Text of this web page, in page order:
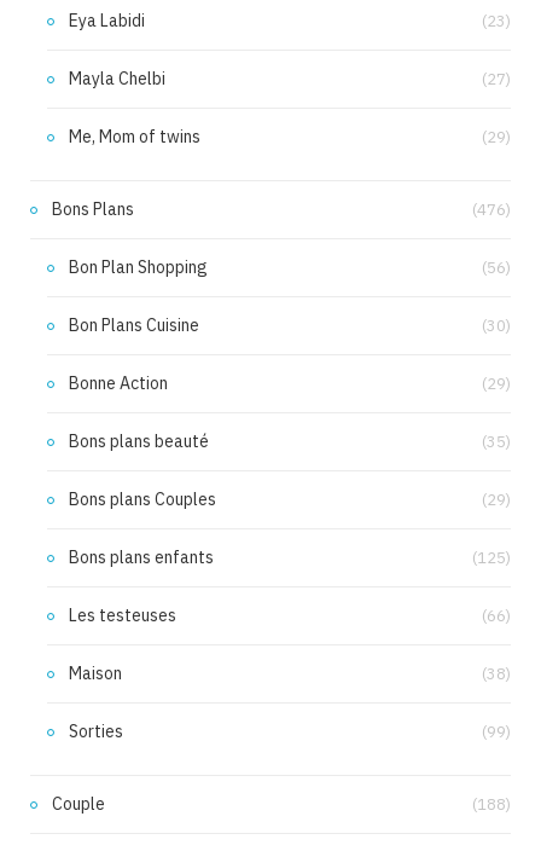
Eya Labidi (23)
Mayla Chelbi (27)
Me, Mom of twins (29)
Bons Plans (476)
Bon Plan Shopping (56)
Bon Plans Cuisine (30)
Bonne Action (29)
Bons plans beauté (35)
Bons plans Couples (29)
Bons plans enfants (125)
Les testeuses (66)
Maison (38)
Sorties (99)
Couple (188)